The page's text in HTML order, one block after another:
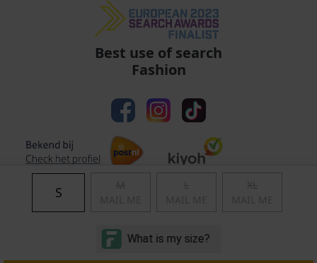
S
Best use of search
Fashion
Algemene voorwaarden | Privacy
© Copyright 2011 - 2026 Soccerfanshop